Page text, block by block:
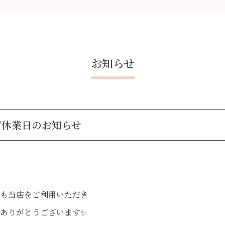
お知らせ
業日のお知らせ
当店をご利用いただき
りがとうございます✨